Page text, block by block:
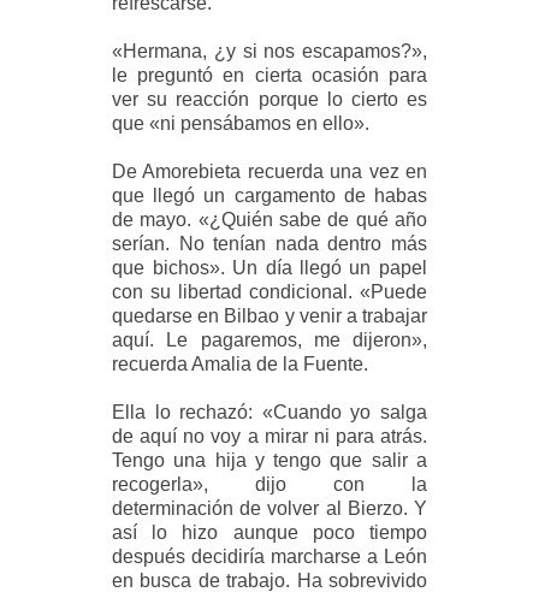
«Hermana, ¿y si nos escapamos?»,
le preguntó en cierta ocasión para
ver su reacción porque lo cierto es
que «ni pensábamos en ello».
De Amorebieta recuerda una vez en
que llegó un cargamento de habas
de mayo. «¿Quién sabe de qué año
serían. No tenían nada dentro más
que bichos». Un día llegó un papel
con su libertad condicional. «Puede
quedarse en Bilbao y venir a trabajar
aquí. Le pagaremos, me dijeron»,
recuerda Amalia de la Fuente.
Ella lo rechazó: «Cuando yo salga
de aquí no voy a mirar ni para atrás.
Tengo una hija y tengo que salir a
recogerla», dijo con la
determinación de volver al Bierzo. Y
así lo hizo aunque poco tiempo
después decidiría marcharse a León
en busca de trabajo. Ha sobrevivido